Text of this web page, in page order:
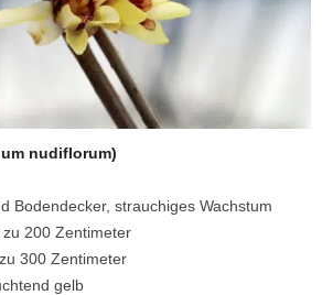
nudiflorum)
Bodendecker, strauchiges Wachstum
200 Zentimeter
300 Zentimeter
gelb